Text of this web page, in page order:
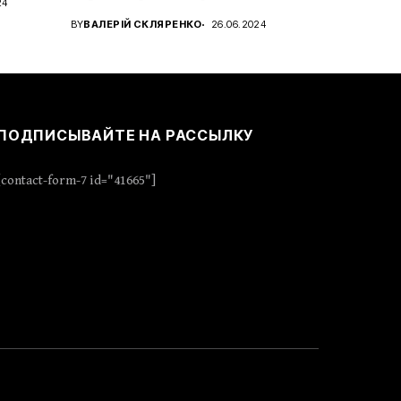
характера с новым...
BYВАЛЕРІЙ СКЛЯРЕНКО 26.06.2024
НА РАССЫЛКУ
[contact-form-7 id="41665"]